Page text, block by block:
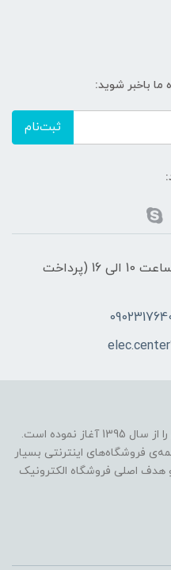
باخبر شوید:
ثبت‌نام
تحویل حضوری:با هماهنگی قبلی ساعت 10 الی 16 (پرداخت
فروشگاه الکترونیک سنتر ، فعالیتش را از سال 1395 آغاز نموده است.
فروشگاه‌های اینترنتی بسیار
اصلی فروشگاه الکترونیک